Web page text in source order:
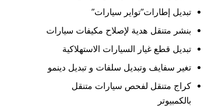
تبديل إطارات”تواير سيارات”
بنشر متنقل هدية لإصلاح مكيفات سيارات
تبديل قطع غيار السيارات الاستهلاكية
تغير سفايف وتبديل سلفات و تبديل دينمو
كراج متنقل لفحص سيارات متنقل
بالكمبيوتر